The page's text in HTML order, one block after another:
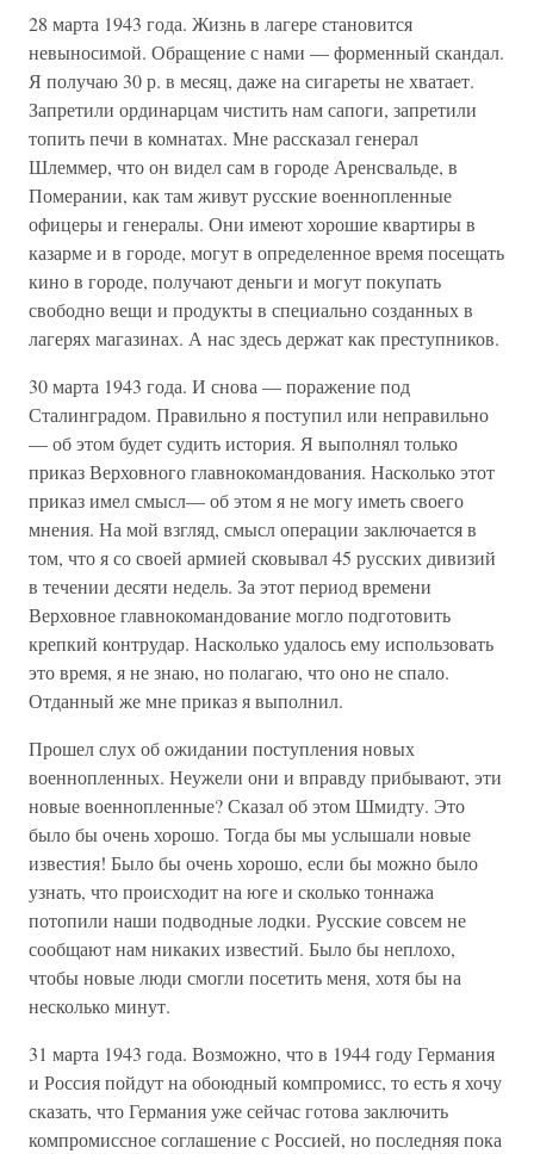
28 марта 1943 года. Жизнь в лагере становится
невыносимой. Обращение с нами — форменный скандал.
Я получаю 30 р. в месяц, даже на сигареты не хватает.
Запретили ординарцам чистить нам сапоги, запретили
топить печи в комнатах. Мне рассказал генерал
Шлеммер, что он видел сам в городе Аренсвальде, в
Померании, как там живут русские военнопленные
офицеры и генералы. Они имеют хорошие квартиры в
казарме и в городе, могут в определенное время посещать
кино в городе, получают деньги и могут покупать
свободно вещи и продукты в специально созданных в
лагерях магазинах. А нас здесь держат как преступников.
30 марта 1943 года. И снова — поражение под
Сталинградом. Правильно я поступил или неправильно
— об этом будет судить история. Я выполнял только
приказ Верховного главнокомандования. Насколько этот
приказ имел смысл— об этом я не могу иметь своего
мнения. На мой взгляд, смысл операции заключается в
том, что я со своей армией сковывал 45 русских дивизий
в течении десяти недель. За этот период времени
Верховное главнокомандование могло подготовить
крепкий контрудар. Насколько удалось ему использовать
это время, я не знаю, но полагаю, что оно не спало.
Отданный же мне приказ я выполнил.
Прошел слух об ожидании поступления новых
военнопленных. Неужели они и вправду прибывают, эти
новые военнопленные? Сказал об этом Шмидту. Это
было бы очень хорошо. Тогда бы мы услышали новые
известия! Было бы очень хорошо, если бы можно было
узнать, что происходит на юге и сколько тоннажа
потопили наши подводные лодки. Русские совсем не
сообщают нам никаких известий. Было бы неплохо,
чтобы новые люди смогли посетить меня, хотя бы на
несколько минут.
31 марта 1943 года. Возможно, что в 1944 году Германия
и Россия пойдут на обоюдный компромисс, то есть я хочу
сказать, что Германия уже сейчас готова заключить
компромиссное соглашение с Россией, но последняя пока